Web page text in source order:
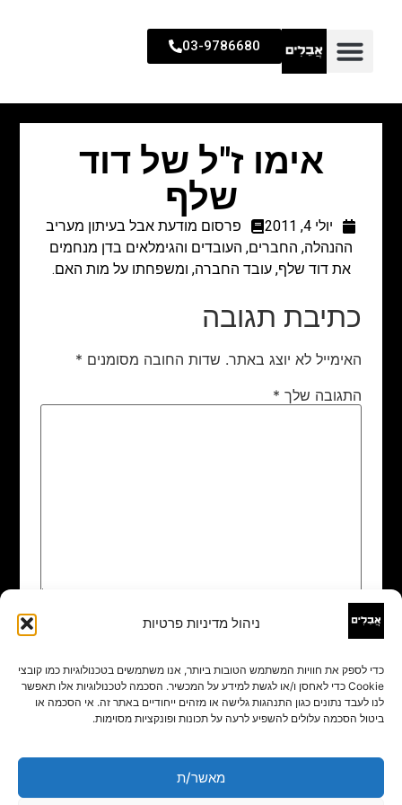
ניהול מדיניות פרטיות
כדי לספק את חוויות המשתמש הטובות ביותר, אנו משתמשים בטכנולוגיות כמו קובצי
Cookie כדי לאחסן ו/או לגשת למידע על המכשיר. הסכמה לטכנולוגיות אלו תאפשר
לנו לעבד נתונים כגון התנהגות גלישה או מזהים ייחודיים באתר זה. אי הסכמה או
ביטול הסכמה עלולים להשפיע לרעה על תכונות ופונקציות מסוימות.
מאשר/ת
03-9786680
אימו ז"ל של דוד
שלף
יולי 4, 2011
פרסום מודעת אבל בעיתון מעריב
ההנהלה, החברים, העובדים והגימלאים בדן מנחמים
את דוד שלף, עובד החברה, ומשפחתו על מות האם.
כתיבת תגובה
האימייל לא יוצג באתר. שדות החובה מסומנים *
התגובה שלך *
שם
אימייל*